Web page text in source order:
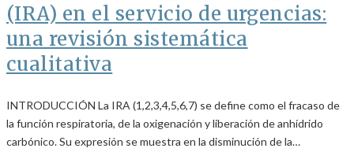
(IRA) en el servicio de urgencias:
una revisión sistemática
cualitativa
INTRODUCCIÓN La IRA (1,2,3,4,5,6,7) se define como el fracaso de
la función respiratoria, de la oxigenación y liberación de anhídrido
carbónico. Su expresión se muestra en la disminución de la…